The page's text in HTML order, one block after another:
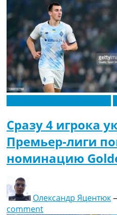
Сразу 4 игрока
Премьер-лиги
номинацию
Олександр Яцентюк
comment